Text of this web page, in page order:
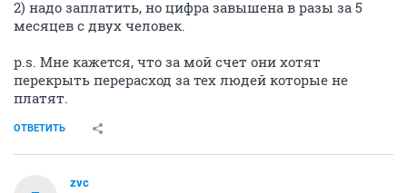
2) надо заплатить, но цифра завышена в разы за 5
месяцев с двух человек.
p.s. Мне кажется, что за мой счет они хотят
перекрыть перерасход за тех людей которые не
платят.
ОТВЕТИТЬ
zvc